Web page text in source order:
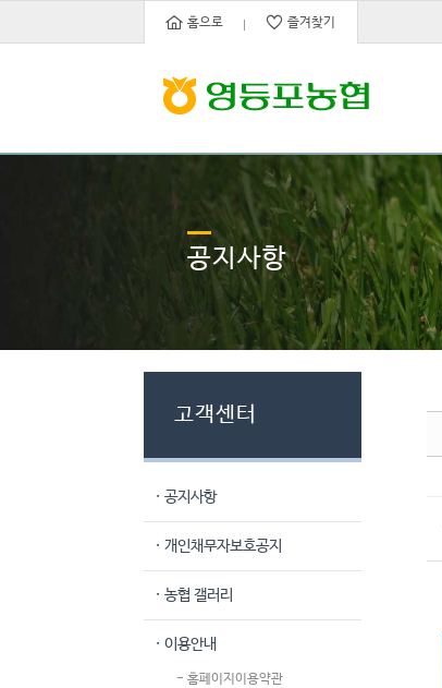
홈으로 즐겨찾기
공지사항
고객센터
· 공지사항
· 개인채무자보호공지
· 농협 갤러리
· 이용안내
- 홈페이지이용약관